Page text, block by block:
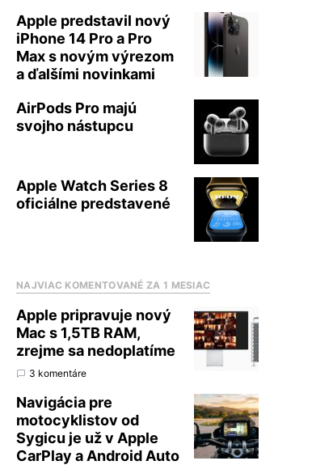
Apple predstavil nový
iPhone 14 Pro a Pro
Max s novým výrezom
a ďalšími novinkami
AirPods Pro majú
svojho nástupcu
Apple Watch Series 8
oficiálne predstavené
NAJVIAC KOMENTOVANÉ ZA 1 MESIAC
Apple pripravuje nový
Mac s 1,5TB RAM,
zrejme sa nedoplatíme
3 komentáre
Navigácia pre
motocyklistov od
Sygicu je už v Apple
CarPlay a Android Auto